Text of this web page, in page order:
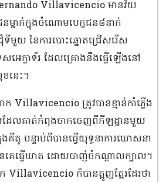
Villavicencio មានវ័យ
នម្នាក់ក្នុងចំណោមបេក្ខជន៨នាក់
មួយ នៃការបោះឆ្នោតជ្រើសរើស
អេក្វាទ័រ ដែលគ្រោងនឹងធ្វើឡើងនៅ
នេះ។
ក Villavicencio ត្រូវបានខ្មាន់កាំភ្លើង
ែលគាត់កំពុងចាកចេញពីកីឡដ្ឋានមួយ
គីតូ បន្ទាប់ពីបានធ្វើយុទ្ធនាការឃោសនា
នគេធ្វើឃាត ដោយបាញ់ចំកណ្តាលក្បាល។
ក៏បានត្អូញត្អែរដែរថា